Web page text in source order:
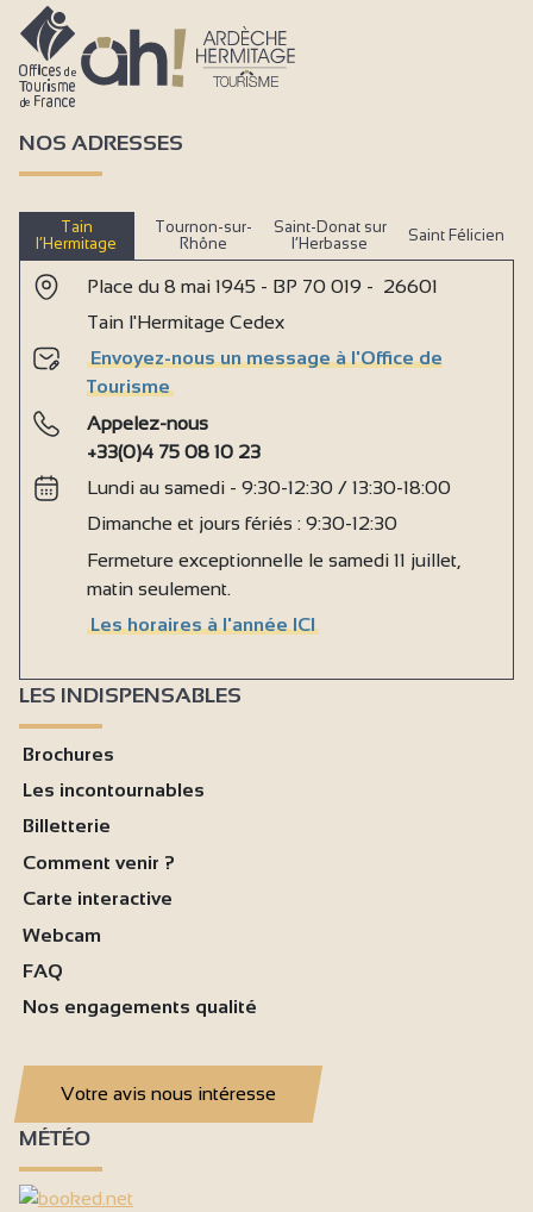
NOS ADRESSES
Tain
l’Hermitage
Tournon-sur-
Rhône
Saint-Donat sur
l’Herbasse
Saint Félicien
Place du 8 mai 1945 - BP 70 019 - 26601
Tain l'Hermitage Cedex
Envoyez-nous un message à l'Office de
Tourisme
Appelez-nous
+33(0)4 75 08 10 23
Lundi au samedi - 9:30-12:30 / 13:30-18:00
Dimanche et jours fériés : 9:30-12:30
Fermeture exceptionnelle le samedi 11 juillet,
matin seulement.
Les horaires à l'année ICI
LES INDISPENSABLES
Brochures
Les incontournables
Billetterie
Comment venir ?
Carte interactive
Webcam
FAQ
Nos engagements qualité
Votre avis nous intéresse
MÉTÉO